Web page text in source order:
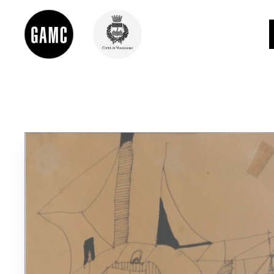
LORENZO VIANI
MOSTRE
EVENTI
PALAZZO DELLE MUSE